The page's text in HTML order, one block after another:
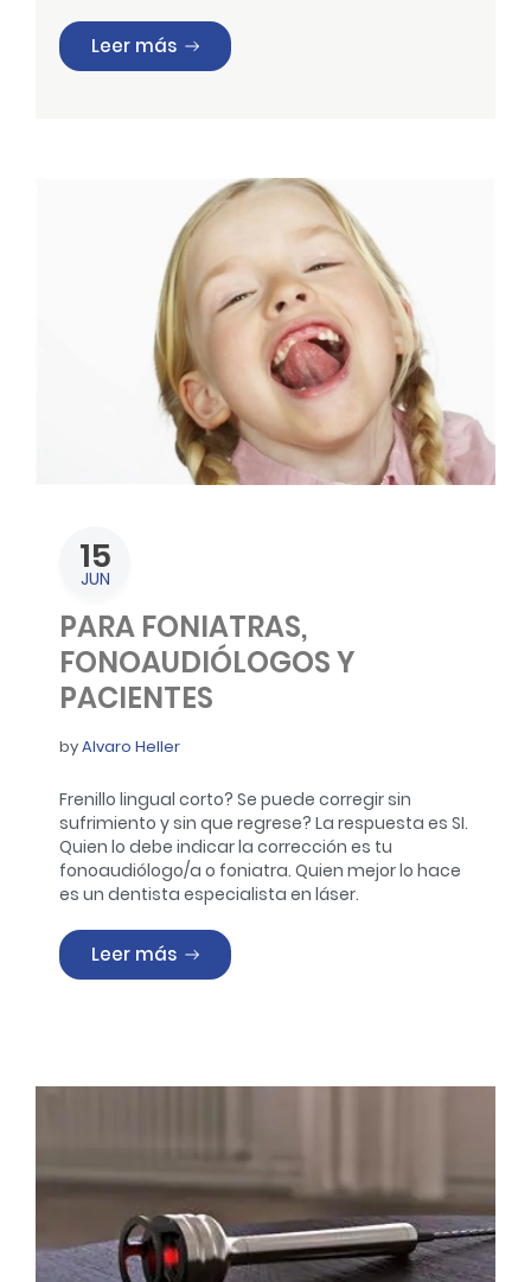
Leer más«Parálisis de Bell: Causas,
15
JUN
PARA FONIATRAS,
FONOAUDIÓLOGOS Y
PACIENTES
byAlvaro Heller
Frenillo lingual corto? Se puede corregir sin
sufrimiento y sin que regrese? La respuesta es SI.
Quien lo debe indicar la corrección es tu
fonoaudiólogo/a o foniatra. Quien mejor lo hace
es un dentista especialista en láser.
Leer más«PARA FONIATRAS, FONOAUDIÓLOGOS Y